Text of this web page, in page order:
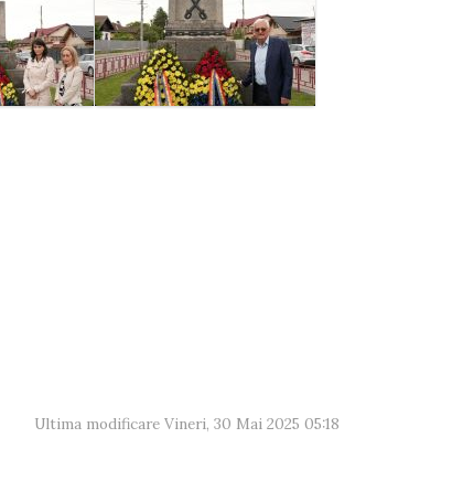
Ultima modificare Vineri, 30 Mai 2025 05:18